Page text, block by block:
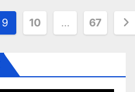
9 10 … 67